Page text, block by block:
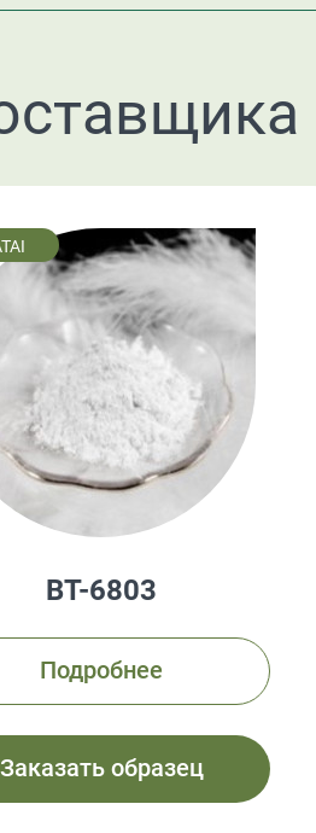
BT-6803
Подробнее
Заказать образец